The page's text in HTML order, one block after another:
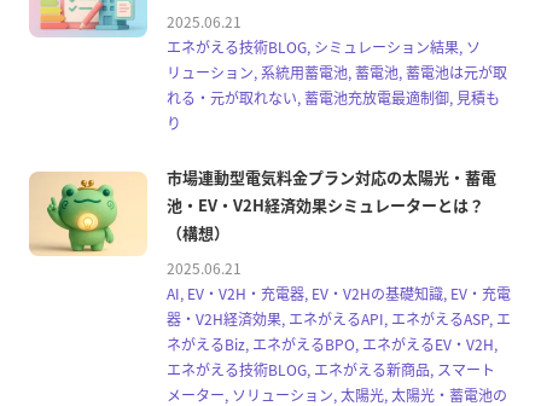
2025.06.21
エネがえる技術BLOG, シミュレーション結果, ソ
リューション, 系統用蓄電池, 蓄電池, 蓄電池は元が取
れる・元が取れない, 蓄電池充放電最適制御, 見積も
り
市場連動型電気料金プラン対応の太陽光・蓄電
池・EV・V2H経済効果シミュレーターとは？
（構想）
2025.06.21
AI, EV・V2H・充電器, EV・V2Hの基礎知識, EV・充電
器・V2H経済効果, エネがえるAPI, エネがえるASP, エ
ネがえるBiz, エネがえるBPO, エネがえるEV・V2H,
エネがえる技術BLOG, エネがえる新商品, スマート
メーター, ソリューション, 太陽光, 太陽光・蓄電池の